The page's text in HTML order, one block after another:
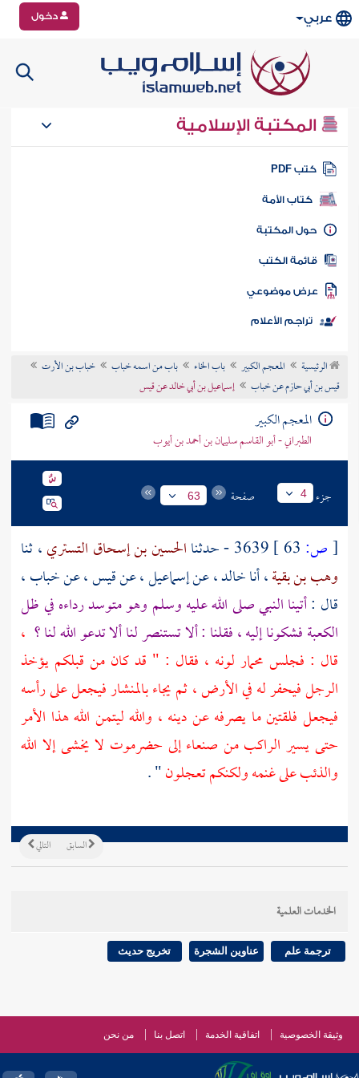
عربي دخول
المكتبة الإسلامية
كتب PDF
كتاب الأمة
المكتبة
الكتب
موضوعي
تراجم الأعلام
الرئيسية المعجم الكبير باب الخاء باب من اسمه خباب
خباب بن الأرت
قيس بن أبي حازم عن خباب
إسماعيل بن أبي خالد عن قيس
المعجم الكبير
الطبراني - أبو القاسم سليمان بن أحمد بن أيوب
جزء 4 صفحة 63
[ص: 3639 - حدثنا الحسين بن إسحاق التستري، ثنا
وهب بن بقية، أناخالد، عنإسماعيل، عنقيس، عنخباب،
قال :أتينا النبي صلى الله عليه وسلم وهو متوسد رداءه في ظل
الكعبة فشكونا إليه ، فقلنا : ألا تستنصر لنا ألا تدعو الله لنا ؟ ،
قال : فجلس محمار لونه ، فقال : " قد كان من قبلكم يؤخذ
الرجل فيحفر له في الأرض ، ثم يجاء بالمنشار فيجعل على رأسه
فيجعل فلقتين ما يصرفه عن دينه ، والله ليتمن الله هذا الأمر
حتى يسير الراكب من صنعاء إلى حضرموت لا يخشى إلا الله
والذئب على غنمه ولكنكم تعجلون" .
التالي السابق
الخدمات العلمية
ترجمة علم عناوين الشجرة تخريج حديث
وثيقة الخصوصية اتفاقية الخدمة اتصل بنا من نحن